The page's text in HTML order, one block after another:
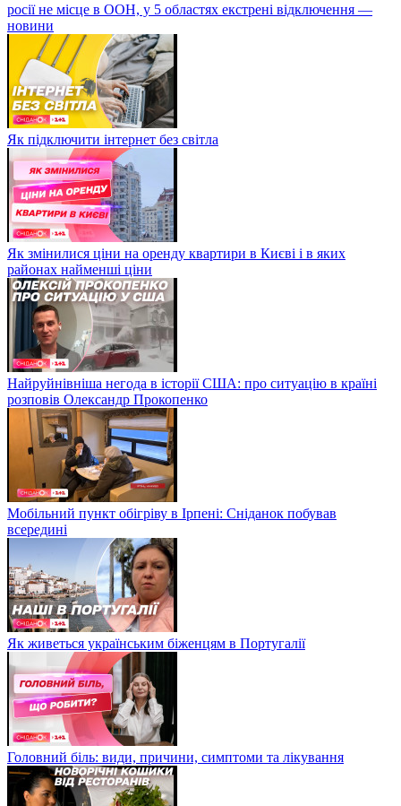
росії не місце в ООН, у 5 областях екстрені відключення —
новини
Як підключити інтернет без світла
Як змінилися ціни на оренду квартири в Києві і в яких
районах найменші ціни
Найруйнівніша негода в історії США: про ситуацію в країні
розповів Олександр Прокопенко
Мобільний пункт обігріву в Ірпені: Сніданок побував
всередині
Як живеться українським біженцям в Португалії
Головний біль: види, причини, симптоми та лікування